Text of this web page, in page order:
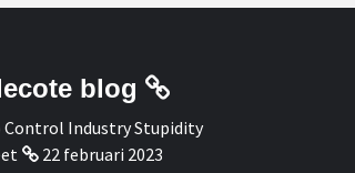
blog
Control Industry Stupidity
22 februari 2023